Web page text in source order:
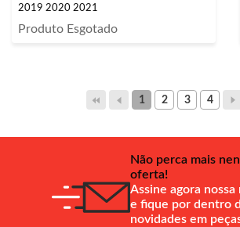
2019 2020 2021
Produto Esgotado
1 2 3 4
Não perca mais
oferta!
Assine agora
e fique por dentro
novidades em